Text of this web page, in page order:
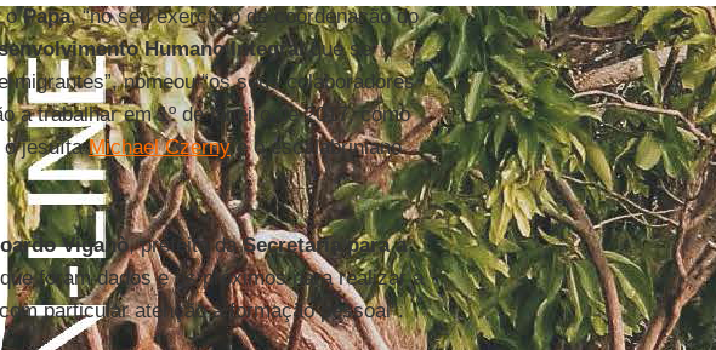
oPapa, “no seu exercício de coordenação do
Humano Integralque se
nomeou “os seus colaboradores
a trabalhar em 1º de janeiro de 2017, como
o jesuítaMichael Czernye o escalabriniano
Viganò, prefeito daSecretaria para a
foram dados e os próximos para realizar a
particular atenção à formação pessoal”.